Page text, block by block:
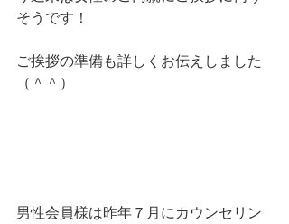
そうです！
ご挨拶の準備も詳しくお伝えしました
（＾＾）
男性会員様は昨年７月にカウンセリン